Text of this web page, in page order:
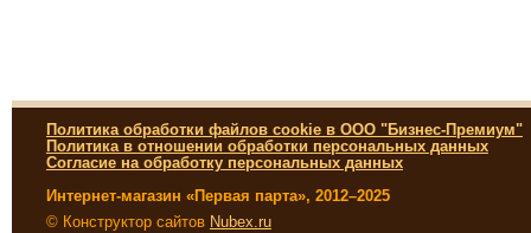
Политика обработки файлов cookie в ООО "Бизнес-Премиум"
Политика в отношении обработки персональных данных
Согласие на обработку персональных данных
Интернет-магазин «Первая парта», 2012–2025
© Конструктор сайтов Nubex.ru